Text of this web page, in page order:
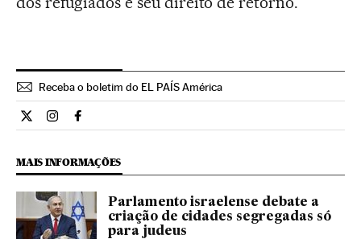
Receba o boletim do EL PAÍS América
Internacional El País Brasil en Twitter
Internacional El País Brasil en Instagram
Internacional El País Brasil en Facebook
MAIS INFORMAÇÕES
Parlamento israelense debate a
criação de cidades segregadas só
para judeus